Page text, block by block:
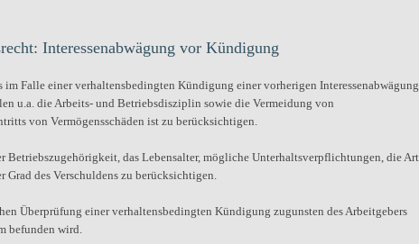
Interessenabwägung vor Kündigung
Falle einer verhaltensbedingten Kündigung einer vorherigen
u.a. die Arbeits- und Betriebsdisziplin sowie die Vermeidung von
von Vermögensschäden ist zu berücksichtigen.
Betriebszugehörigkeit, das Lebensalter, mögliche Unterhaltsverpflichtungen, die
des Verschuldens zu berücksichtigen.
Überprüfung einer verhaltensbedingten Kündigung zugunsten des Arbeitgebers
befunden wird.